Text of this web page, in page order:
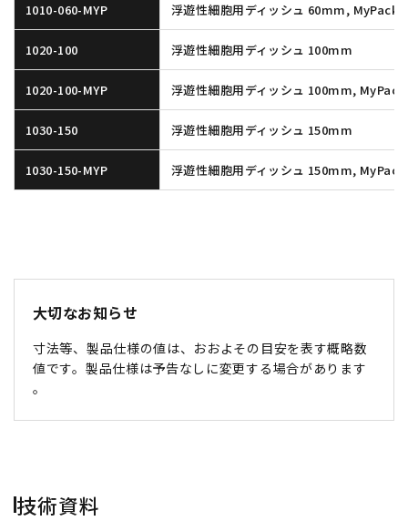
1010-060-MYP 浮遊性細胞用ディッシュ 60mm, MyPack®
1020-100 浮遊性細胞用ディッシュ 100mm
1020-100-MYP 浮遊性細胞用ディッシュ 100mm,
1030-150 浮遊性細胞用ディッシュ 150mm
1030-150-MYP 浮遊性細胞用ディッシュ 150mm,
大切なお知らせ
寸法等、製品仕様の値は、おおよその目安を表す概略数
値です。製品仕様は予告なしに変更する場合があります
。
技術資料